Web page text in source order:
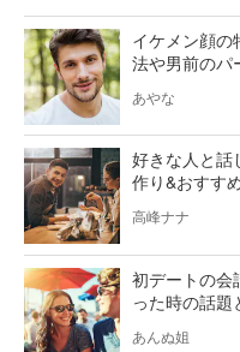
イケメン顔の
法や男前のパ
あやな
好きな人と話
作り&おすす
高峰ナナ
初デートの会
った時の話題
あんぬ姐